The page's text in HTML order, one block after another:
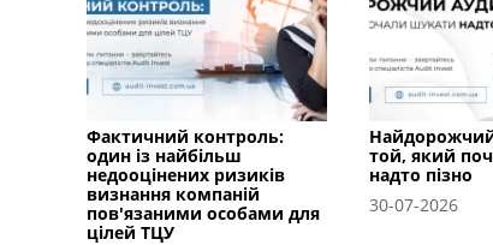
Фактичний контроль:
один із найбільш
недооцінених ризиків
визнання компаній
пов'язаними особами для
цілей ТЦУ
той, який
надто пізно
30-07-2026